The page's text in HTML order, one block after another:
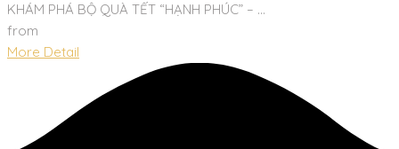
KHÁM PHÁ BỘ QUÀ TẾT “HẠNH PHÚC” – ...
from
More Detail